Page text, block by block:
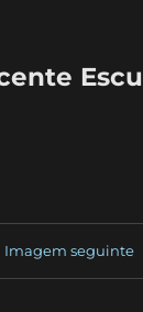
Imagem seguinte